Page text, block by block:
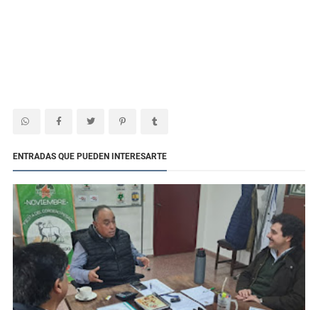
ENTRADAS QUE PUEDEN INTERESARTE